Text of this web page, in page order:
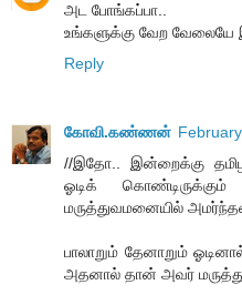
அட போங்கப்பா..
உங்களுக்கு வேற
Reply
கோவி.கண்ணன்
//இதோ.. இன்றைக்கு
ஓடிக்
மருத்துவமனையில்
பாலாறும் தேனாறும்
அதனால் தான் அவர்